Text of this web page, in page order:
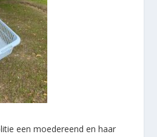
een moedereend en haar